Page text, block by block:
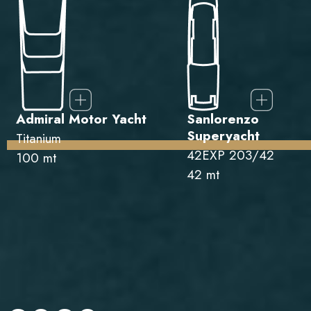
Admiral Motor Yacht
Titanium
100 mt
Sanlorenzo
Superyacht
42EXP 203/42
42 mt